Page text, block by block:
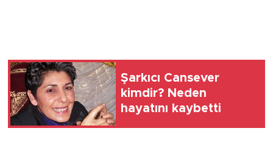
Şarkıcı Cansever
kimdir? Neden
hayatını kaybetti